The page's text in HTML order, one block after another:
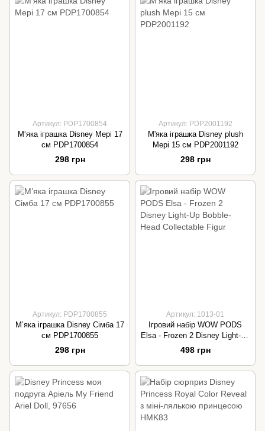
Артикул: PDP1700854
М‘яка іграшка Disney Мері 17
см PDP1700854
298 грн
Артикул: PDP2001192
М'яка іграшка Disney plush
Мері 15 см PDP2001192
298 грн
Артикул: PDP1700855
М’яка іграшка Disney Сімба 17
см PDP1700855
298 грн
Артикул: 1013-01
Ігровий набір WOW PODS
Elsa - Frozen 2 Disney Light-Up
Bobble-Head Collectable Figur
498 грн